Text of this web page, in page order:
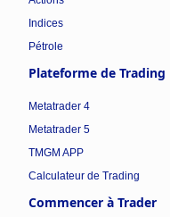
Indices
Pétrole
Plateforme de Trading
Metatrader 4
Metatrader 5
TMGM APP
Calculateur de Trading
Commencer à Trader